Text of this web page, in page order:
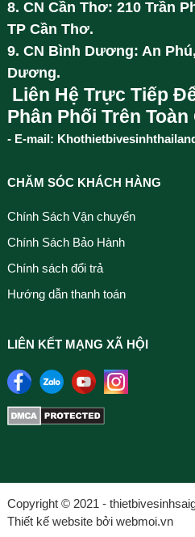
8. CN Cần Thơ: 210 Trần
TP Cần Thơ.
9. CN Bình Dương: An
Dương.
Liên Hệ Trực Tiếp
Phân Phối Trên Toàn
- E-mail:
CHĂM SÓC KHÁCH HÀNG
Chính Sách Vận chuyển
Chính Sách Bảo Hành
Chính sách đổi trả
Hướng dẫn thanh toán
LIÊN KẾT MẠNG XÃ HỘI
Copyright © 2021 -
Thiết kế website bởi webmoi.vn